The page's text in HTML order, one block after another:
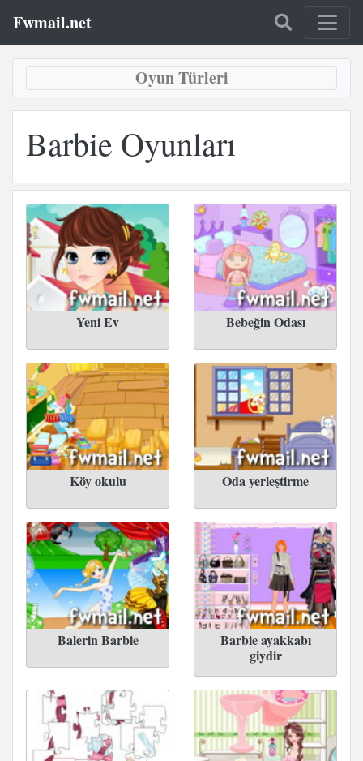
Fwmail.net
Oyun Türleri
Barbie Oyunları
Yeni Ev Bebeğin Odası
Köy okulu Oda yerleştirme
Balerin Barbie
Barbie ayakkabı
giydir